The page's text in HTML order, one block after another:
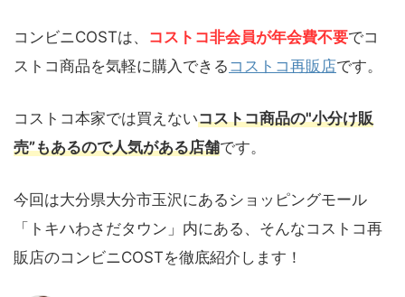
コンビニCOSTは、 コストコ非会員が年会費不要でコ
ストコ商品を気軽に購入できる コストコ再販店です。
コストコ本家では買えないコストコ商品の"小分け販
売”もあるので人気がある店舗です。
今回は大分県大分市玉沢にあるショッピングモール
「トキハわさだタウン」内にある、そんなコストコ再
販店のコンビニCOSTを徹底紹介します！